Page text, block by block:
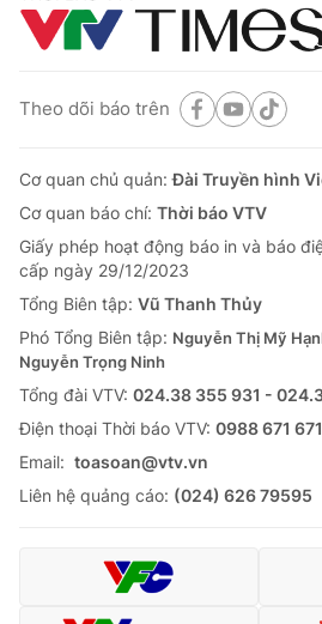
Theo dõi báo trên
Cơ quan chủ quản:Đài Truyền hình
Cơ quan báo chí: Thời báo VTV
Giấy phép hoạt động báo in và báo
cấp ngày 29/12/2023
Tổng Biên tập: Vũ Thanh Thủy
Phó Tổng Biên tập: Nguyễn Thị Mỹ
Nguyễn Trọng Ninh
Tổng đài VTV: 024.38 355 931 -
Ðiện thoại Thời báo VTV: 0988 671 671
Email: toasoan@vtv.vn
Liên hệ quảng cáo: (024) 626 79595